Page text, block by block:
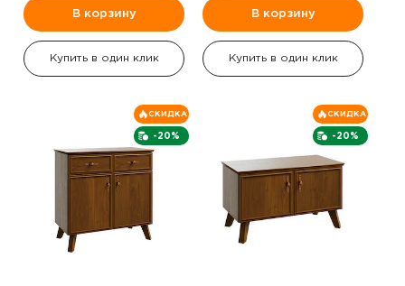
В корзину
Купить в один клик
В корзину
Купить в один клик
-20%
СКИДКА
-20%
СКИДКА